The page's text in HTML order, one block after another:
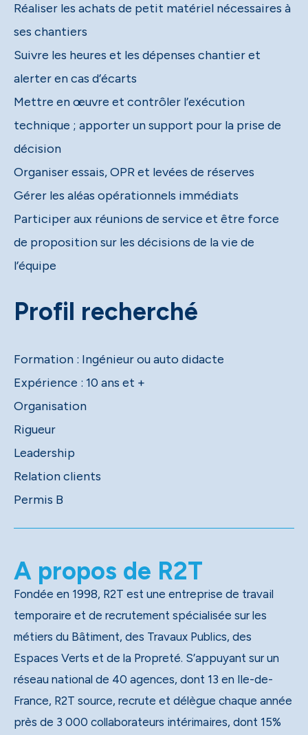
Réaliser les achats de petit matériel nécessaires à
ses chantiers
Suivre les heures et les dépenses chantier et
alerter en cas d’écarts
Mettre en œuvre et contrôler l’exécution
technique ; apporter un support pour la prise de
décision
Organiser essais, OPR et levées de réserves
Gérer les aléas opérationnels immédiats
Participer aux réunions de service et être force
de proposition sur les décisions de la vie de
l’équipe
Profil recherché
Formation : Ingénieur ou auto didacte
Expérience : 10 ans et +
Organisation
Rigueur
Leadership
Relation clients
Permis B
A propos de R2T
Fondée en 1998, R2T est une entreprise de travail
temporaire et de recrutement spécialisée sur les
métiers du Bâtiment, des Travaux Publics, des
Espaces Verts et de la Propreté. S’appuyant sur un
réseau national de 40 agences, dont 13 en Ile-de-
France, R2T source, recrute et délègue chaque année
près de 3 000 collaborateurs intérimaires, dont 15%